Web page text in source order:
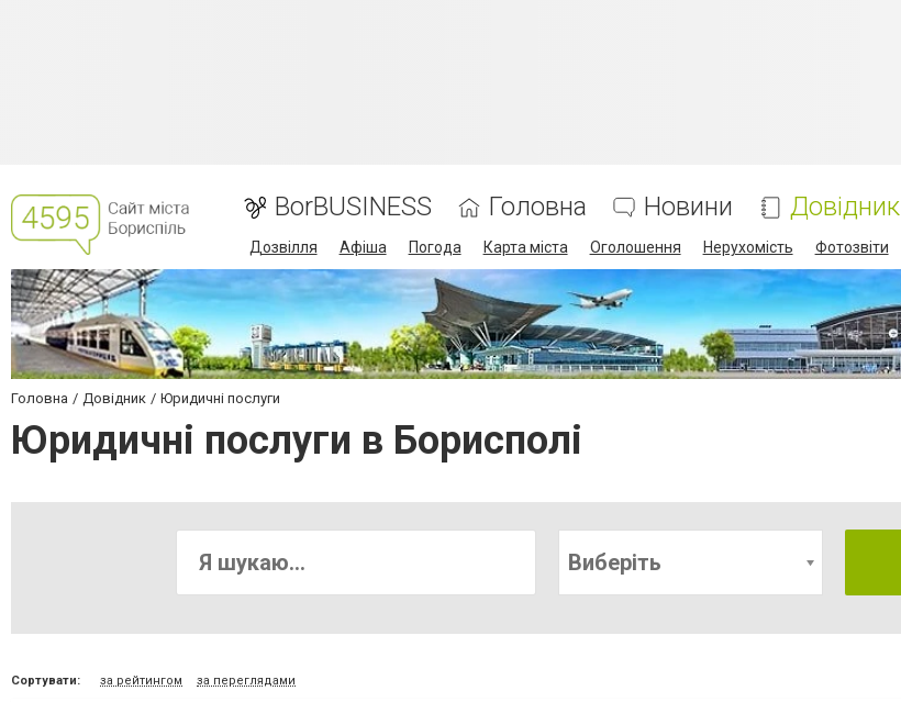
BorBUSINESS Головна Новини Довідник
Дозвілля Афіша Погода Карта міста Оголошення Нерухомість Фотозвіти
Головна Довідник Юридичні послуги
Юридичні послуги в Борисполі
Виберіть
Сортувати: за рейтингом за переглядами